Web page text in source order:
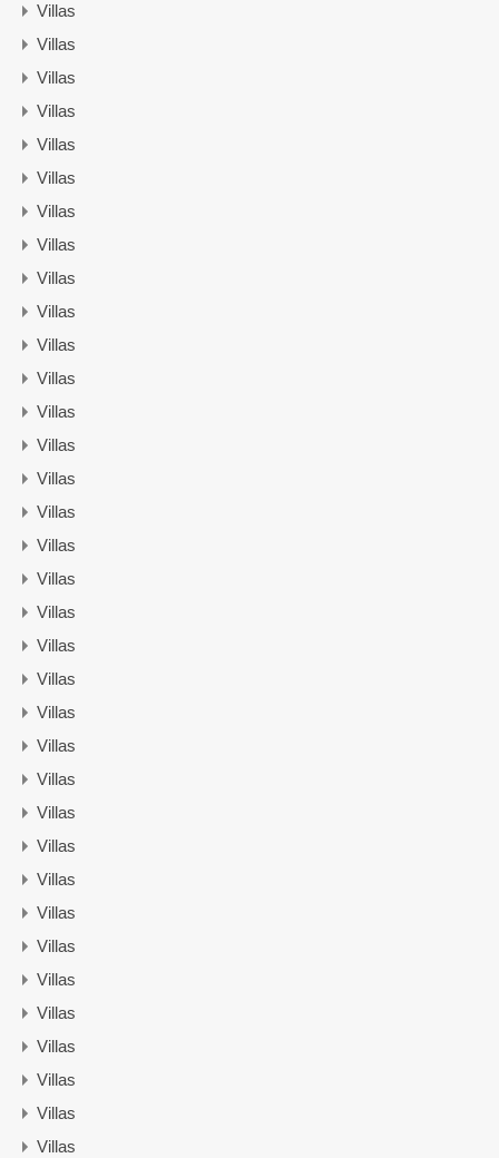
Villas
Villas
Villas
Villas
Villas
Villas
Villas
Villas
Villas
Villas
Villas
Villas
Villas
Villas
Villas
Villas
Villas
Villas
Villas
Villas
Villas
Villas
Villas
Villas
Villas
Villas
Villas
Villas
Villas
Villas
Villas
Villas
Villas
Villas
Villas